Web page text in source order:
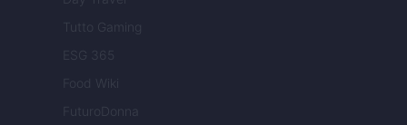
Tutto Gaming
ESG 365
Food Wiki
FuturoDonna